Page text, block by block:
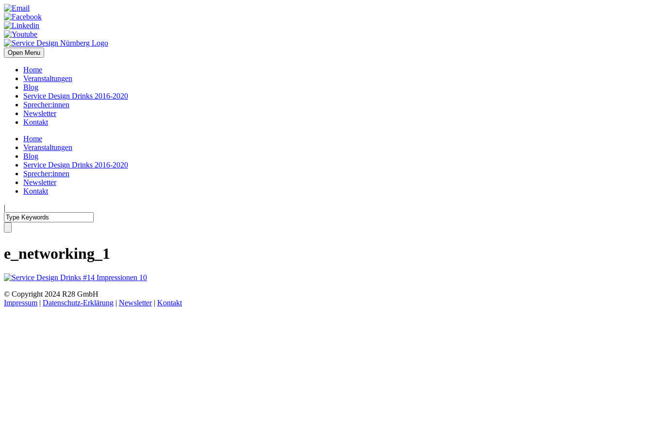
Open Menu
Home
Veranstaltungen
Blog
Service Design Drinks 2016-2020
Sprecher:innen
Newsletter
Kontakt
Home
Veranstaltungen
Blog
Service Design Drinks 2016-2020
Sprecher:innen
Newsletter
Kontakt
|
e_networking_1
© Copyright 2024 R28 GmbH
Impressum | Datenschutz-Erklärung | Newsletter| Kontakt